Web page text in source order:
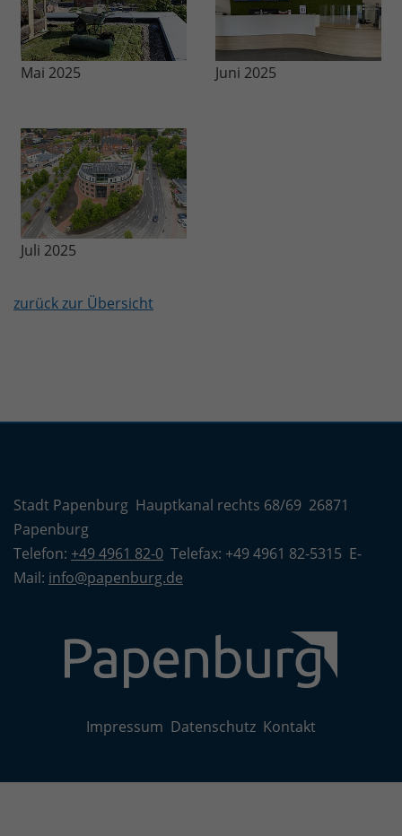
Mai 2025 Juni 2025
Juli 2025
zurück zur Übersicht
Stadt Papenburg Hauptkanal rechts 68/69 26871
Papenburg
Telefon: +49 4961 82-0 Telefax: +49 4961 82-5315 E-
Mail: info@papenburg.de
Impressum Datenschutz Kontakt